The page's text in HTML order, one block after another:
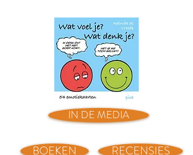
IN DE MEDIA
BOEKEN RECENSIES